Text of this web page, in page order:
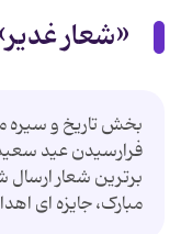
«شعار
بخش تاریخ و سیره
فرارسیدن عید سعید
برترین شعار
مبارک، جایزه ای